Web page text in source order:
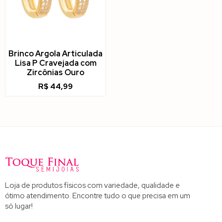
Brinco Argola Articulada
Lisa P Cravejada com
Zircônias Ouro
R$ 44,99
Loja de produtos físicos com variedade, qualidade e
ótimo atendimento. Encontre tudo o que precisa em um
só lugar!